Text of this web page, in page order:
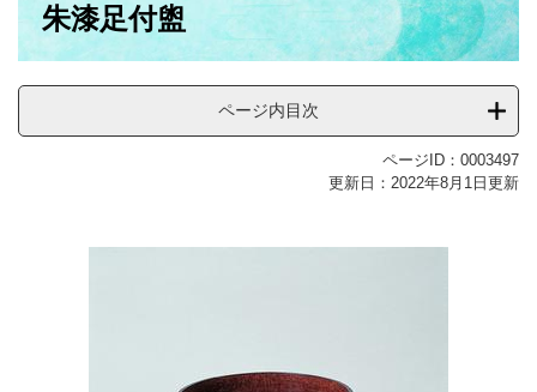
朱漆足付盥
ページ内目次
ページID：0003497
更新日：2022年8月1日更新